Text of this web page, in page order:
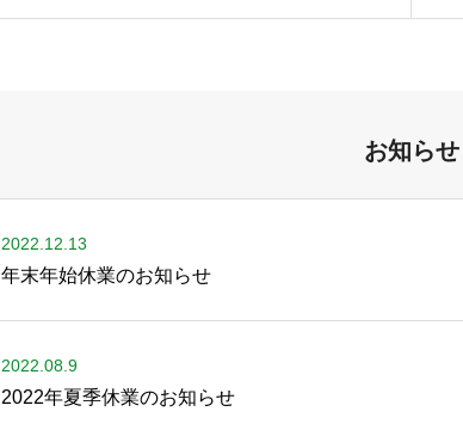
お知らせ
2022.12.13
年末年始休業のお知らせ
2022.08.9
2022年夏季休業のお知らせ